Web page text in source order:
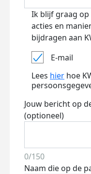
Ik blijf graag op
acties en
bijdragen aan
E-mail
Lees hier hoe
Jouw bericht op
(optioneel)
0/150
Naam die op de